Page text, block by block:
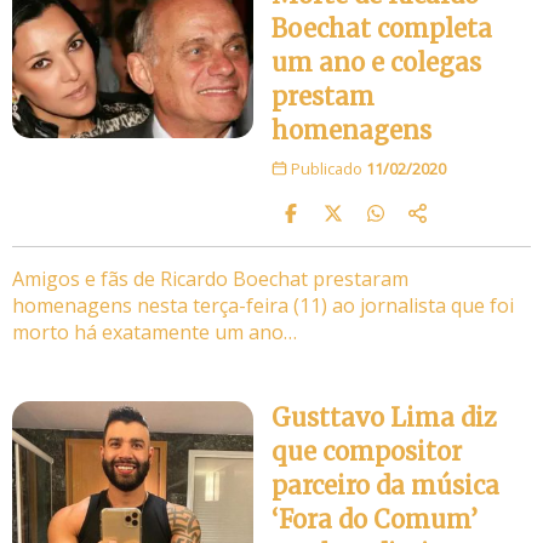
Boechat completa
um ano e colegas
prestam
homenagens
Publicado 11/02/2020
Amigos e fãs de Ricardo Boechat prestaram
homenagens nesta terça-feira (11) ao jornalista que foi
morto há exatamente um ano…
Gusttavo Lima diz
que compositor
parceiro da música
‘Fora do Comum’